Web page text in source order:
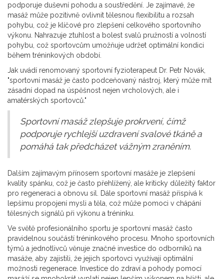
podporuje duševní pohodu a soustředění. Je zajímavé, že
masáž může pozitivně ovlivnit tělesnou flexibilitu a rozsah
pohybu, což je klíčové pro zlepšení celkového sportovního
výkonu. Nahrazuje ztuhlost a bolest svalů pružností a volností
pohybu, což sportovcům umožňuje udržet optimální kondici
během tréninkových období.
Jak uvádí renomovaný sportovní fyzioterapeut Dr. Petr Novák,
"sportovní masáž je často podceňovaný nástroj, který může mít
zásadní dopad na úspěšnost nejen vrcholových, ale i
amatérských sportovců."
Sportovní masáž zlepšuje prokrvení, čímž
podporuje rychlejší uzdravení svalové tkáně a
pomáhá tak předcházet vážným zraněním.
Dalším zajímavým přínosem sportovní masáže je zlepšení
kvality spánku, což je často přehlížený, ale kriticky důležitý faktor
pro regeneraci a obnovu sil. Dále sportovní masáž přispívá k
lepšímu propojení mysli a těla, což může pomoci v chápání
tělesných signálů při výkonu a tréninku.
Ve světě profesionálního sportu je sportovní masáž často
pravidelnou součástí tréninkového procesu. Mnoho sportovních
týmů a jednotlivců věnuje značné investice do odborníků na
masáže, aby zajistili, že jejich sportovci využívají optimální
možnosti regenerace. Investice do zdraví a pohody pomocí